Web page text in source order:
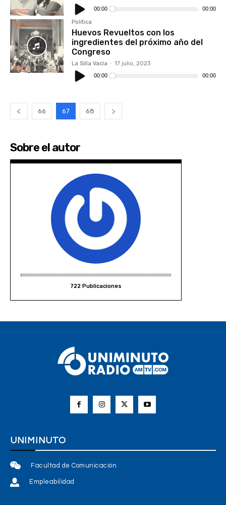
de
audio
00:00 00:00
Política
Huevos Revueltos con los
ingredientes del próximo año del
Congreso
La Silla Vacía - 17 julio, 2023
Reproductor
de
audio
00:00 00:00
66 67 68
Sobre el autor
722 Publicaciones
UNIMINUTO
Facultad de Comunicación
Empleabilidad